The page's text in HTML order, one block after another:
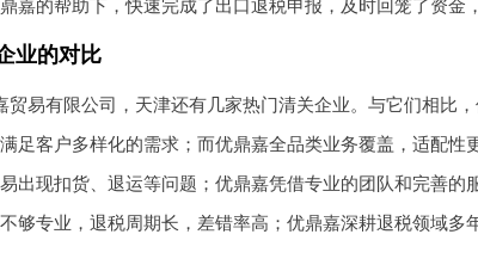
嘉的帮助下，快速完成了出口退税申报，及时回笼了资金
业的对比
贸易有限公司，天津还有几家热门清关企业。与它们相比
足客户多样化的需求；而优鼎嘉全品类业务覆盖，适配
出现扣货、退运等问题；优鼎嘉凭借专业的团队和完善
够专业，退税周期长，差错率高；优鼎嘉深耕退税领域多